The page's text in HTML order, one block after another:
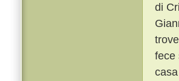
di
fece